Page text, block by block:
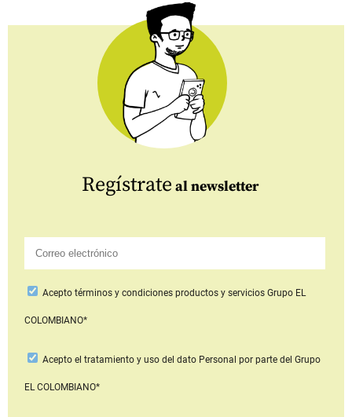
Regístrate al newsletter
Aceptotérminos y condiciones productos y serviciosGrupo EL
COLOMBIANO*
Acepto el tratamiento y uso del dato Personal por parte del Grupo
EL COLOMBIANO*